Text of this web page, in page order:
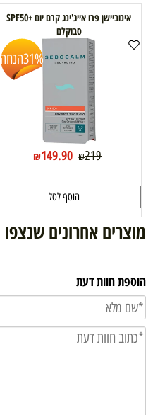
אינוביישן פרו אייג'ינג קרם יום +SPF50
סבוקלם
31%הנחה
₪219
₪149.90
הוסף לסל
מוצרים אחרונים שנצפו
הוספת חוות דעת